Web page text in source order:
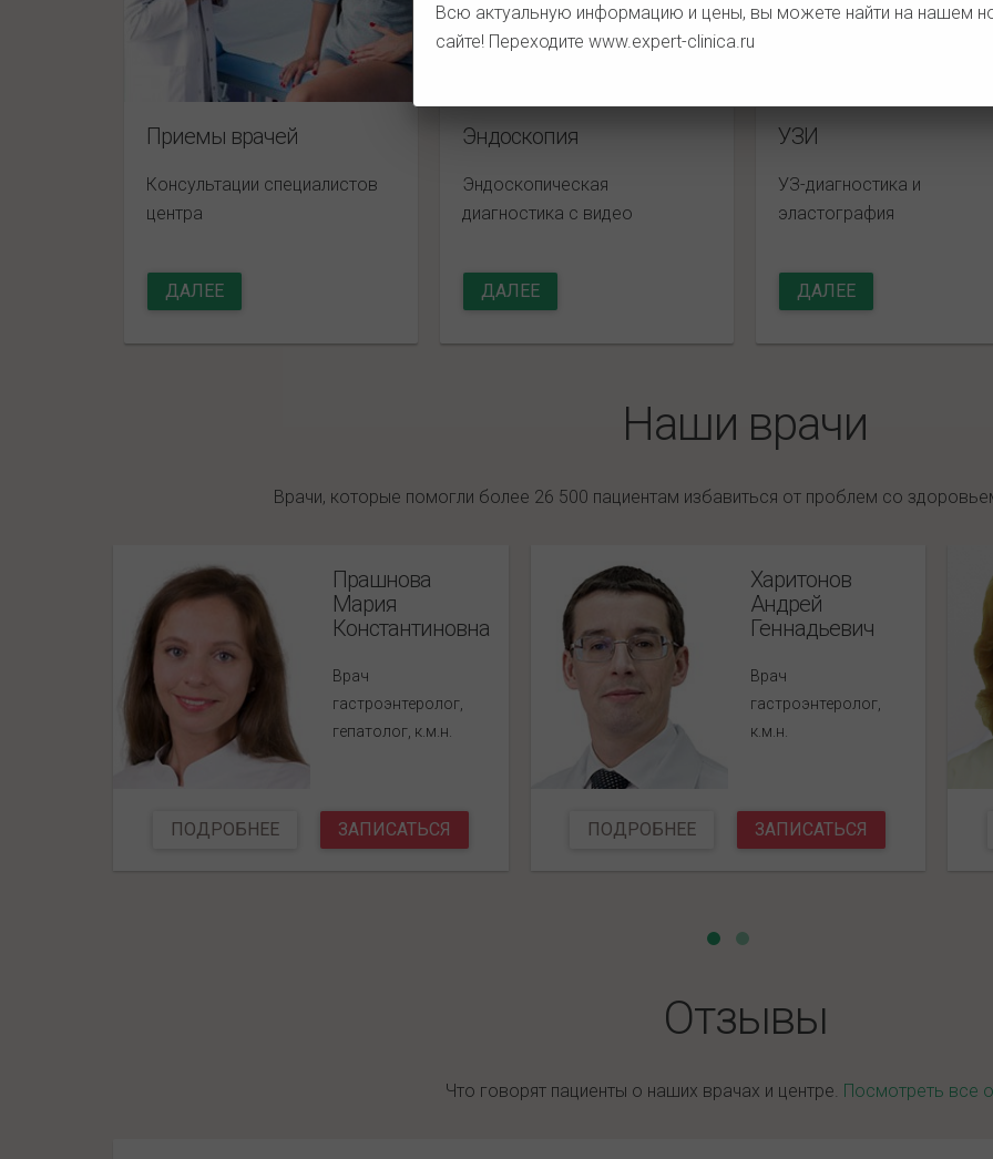
Всю актуальную информацию и цены, вы можете найти на нашем
сайте! Переходите www.expert-clinica.ru
Приемы врачей
Консультации специалистов
центра
ДАЛЕЕ
Эндоскопия
Эндоскопическая
диагностика с видео
ДАЛЕЕ
УЗИ
УЗ-диагностика и
эластография
ДАЛЕЕ
Наши врачи
Врачи, которые помогли более 26 500 пациентам избавиться от проблем со
Прашнова
Мария
Константиновна
Врач
гастроэнтеролог,
гепатолог, к.м.н.
ПОДРОБНЕЕ ЗАПИСАТЬСЯ
Харитонов
Андрей
Геннадьевич
Врач
гастроэнтеролог,
к.м.н.
ПОДРОБНЕЕ ЗАПИСАТЬСЯ
Отзывы
Что говорят пациенты о наших врачах и центре. Посмотреть все